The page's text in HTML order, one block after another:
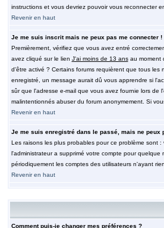
instructions et vous devriez pouvoir vous reconnecter
Revenir en haut
Je me suis inscrit mais ne peux pas me connecter !
Premièrement, vérifiez que vous avez entré
avez cliqué sur le lien J'ai moins de 13 ansau moment
d'être activé ? Certains forums requièrent que tous
enregistré, un message aurait dû vous apprendre si
sûr que l'adresse e-mail que vous avez fournie lors de
malintentionnés abuser du forum anonymement. Si
Revenir en haut
Je me suis enregistré dans le passé, mais ne peux
Les raisons les plus probables pour ce problème sont
l'administrateur a supprimé votre compte pour
périodiquement les comptes des utilisateurs n'ayant
Revenir en haut
Comment puis-je changer mes préférences ?